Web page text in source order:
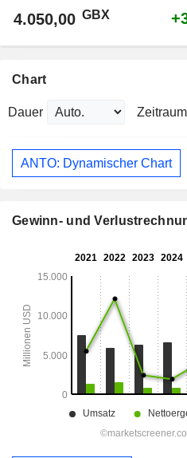
4.050,00 GBX
Chart
Dauer Zeitraum
ANTO: Dynamischer Chart
Gewinn- und